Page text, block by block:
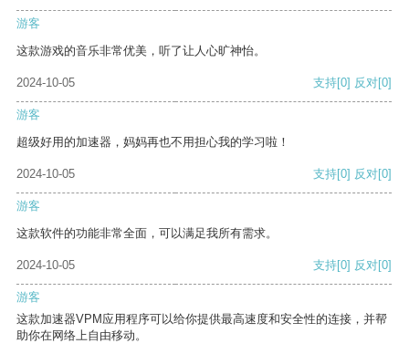
游客
这款游戏的音乐非常优美，听了让人心旷神怡。
2024-10-05 支持[0] 反对[0]
游客
超级好用的加速器，妈妈再也不用担心我的学习啦！
2024-10-05 支持[0] 反对[0]
游客
这款软件的功能非常全面，可以满足我所有需求。
2024-10-05 支持[0] 反对[0]
游客
这款加速器VPM应用程序可以给你提供最高速度和安全性的连接，并帮
助你在网络上自由移动。